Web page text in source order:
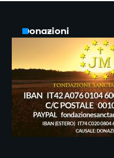
Donazioni